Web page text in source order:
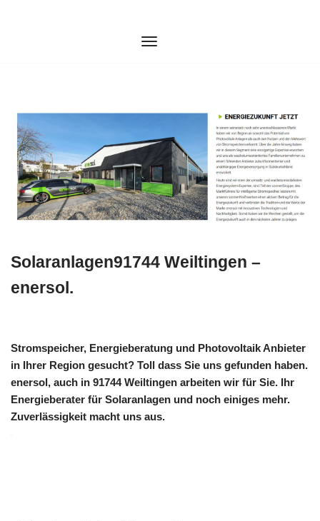
Solaranlagen91744 Weiltingen –
enersol.
Stromspeicher, Energieberatung und Photovoltaik Anbieter
in Ihrer Region gesucht? Toll dass Sie uns gefunden haben.
enersol, auch in 91744 Weiltingen arbeiten wir für Sie. Ihr
Energieberater für Solaranlagen und noch einiges mehr.
Zuverlässigkeit macht uns aus.